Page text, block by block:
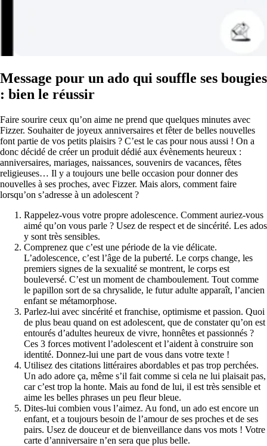
Message pour un ado qui souffle ses bougies
: bien le réussir
Faire sourire ceux qu’on aime ne prend que quelques minutes avec
Fizzer. Souhaiter de joyeux anniversaires et fêter de belles nouvelles
font partie de vos petits plaisirs ? C’est le cas pour nous aussi ! On a
donc décidé de créer un produit dédié aux évènements heureux :
anniversaires, mariages, naissances, souvenirs de vacances, fêtes
religieuses… Il y a toujours une belle occasion pour donner des
nouvelles à ses proches, avec Fizzer. Mais alors, comment faire
lorsqu’on s’adresse à un adolescent ?
Rappelez-vous votre propre adolescence. Comment auriez-vous
aimé qu’on vous parle ? Usez de respect et de sincérité. Les ados
y sont très sensibles.
Comprenez que c’est une période de la vie délicate.
L’adolescence, c’est l’âge de la puberté. Le corps change, les
premiers signes de la sexualité se montrent, le corps est
bouleversé. C’est un moment de chamboulement. Tout comme
le papillon sort de sa chrysalide, le futur adulte apparaît, l’ancien
enfant se métamorphose.
Parlez-lui avec sincérité et franchise, optimisme et passion. Quoi
de plus beau quand on est adolescent, que de constater qu’on est
entourés d’adultes heureux de vivre, honnêtes et passionnés ?
Ces 3 forces motivent l’adolescent et l’aident à construire son
identité. Donnez-lui une part de vous dans votre texte !
Utilisez des citations littéraires abordables et pas trop perchées.
Un ado adore ça, même s’il fait comme si cela ne lui plaisait pas,
car c’est trop la honte. Mais au fond de lui, il est très sensible et
aime les belles phrases un peu fleur bleue.
Dites-lui combien vous l’aimez. Au fond, un ado est encore un
enfant, et a toujours besoin de l’amour de ses proches et de ses
pairs. Usez de douceur et de bienveillance dans vos mots ! Votre
carte d’anniversaire n’en sera que plus belle.